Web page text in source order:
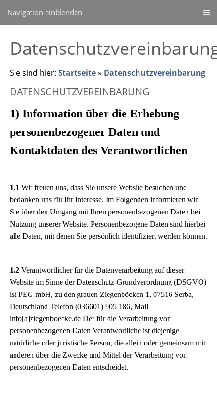
Navigation einblenden
Sie sind hier: Startseite» Datenschutzvereinbarung
DATENSCHUTZVEREINBARUNG
1) Information über die Erhebung
personenbezogener Daten und
Kontaktdaten des Verantwortlichen
1.1 Wir freuen uns, dass Sie unsere Website besuchen und
bedanken uns für Ihr Interesse. Im Folgenden informieren wir
Sie über den Umgang mit Ihren personenbezogenen Daten bei
Nutzung unserer Website. Personenbezogene Daten sind hierbei
alle Daten, mit denen Sie persönlich identifiziert werden können.
1.2 Verantwortlicher für die Datenverarbeitung auf dieser
Website im Sinne der Datenschutz-Grundverordnung (DSGVO)
ist PEG mbH, zu den grauen Ziegenböcken 1, 07516 Serba,
Deutschland Telefon (036601) 905 186, Mail
info[a]ziegenboecke.de Der für die Verarbeitung von
personenbezogenen Daten Verantwortliche ist diejenige
natürliche oder juristische Person, die allein oder gemeinsam mit
anderen über die Zwecke und Mittel der Verarbeitung von
personenbezogenen Daten entscheidet.